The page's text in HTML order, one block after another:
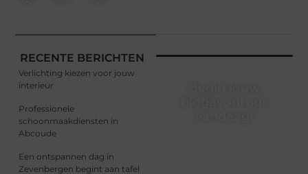
RECENTE BERICHTEN
Verlichting kiezen voor jouw
interieur
Professionele
schoonmaakdiensten in
Abcoude
Een ontspannen dag in
Zevenbergen begint aan tafel